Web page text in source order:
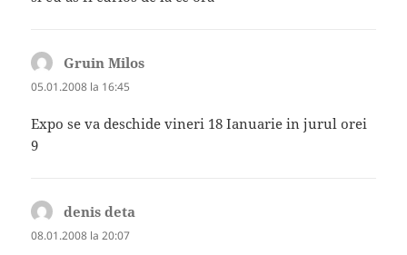
Gruin Milos
05.01.2008 la 16:45
Expo se va deschide vineri 18 Ianuarie in jurul orei
9
denis deta
08.01.2008 la 20:07